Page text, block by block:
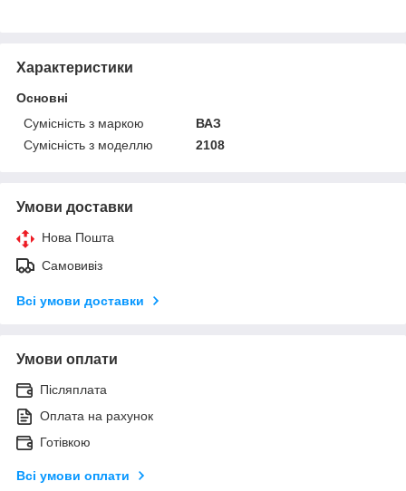
Характеристики
Основні
Сумісність з маркою
ВАЗ
Сумісність з моделлю
2108
Умови доставки
Нова Пошта
Самовивіз
Всі умови доставки
Умови оплати
Післяплата
Оплата на рахунок
Готівкою
Всі умови оплати